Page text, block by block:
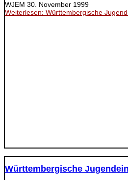
WJEM 30. November 1999
Weiterlesen: Württembergische
Württembergische